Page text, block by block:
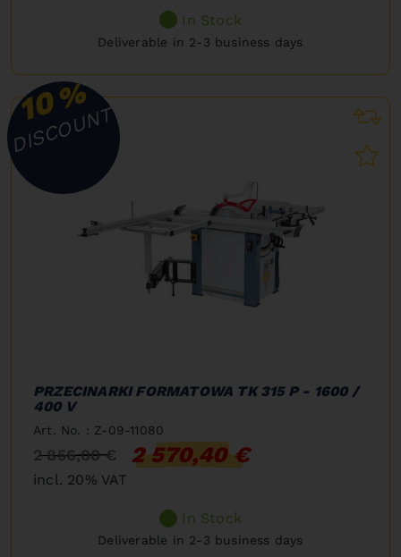
In Stock
Deliverable in 2-3 business days
10%
DISCOUNT
PRZECINARKI FORMATOWA TK 315 P - 1600 /
400 V
Art. No. : Z-09-11080
2 856,00 € 2 570,40 €
incl. 20% VAT
In Stock
Deliverable in 2-3 business days